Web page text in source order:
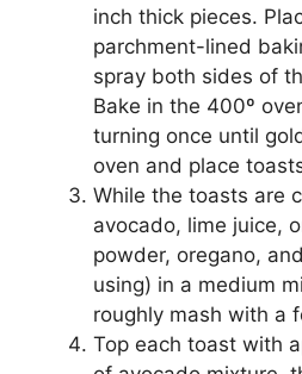
inch thick pieces.
parchment-lined
spray both sides of
Bake in the 400º
turning once until
oven and place
While the toasts are
avocado, lime juice,
powder, oregano,
using) in a medium
roughly mash with a
Top each toast with